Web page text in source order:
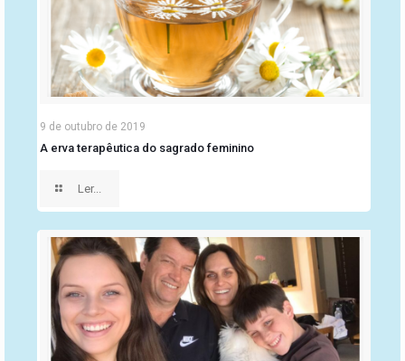
9 de outubro de 2019
A erva terapêutica do sagrado feminino
Ler...